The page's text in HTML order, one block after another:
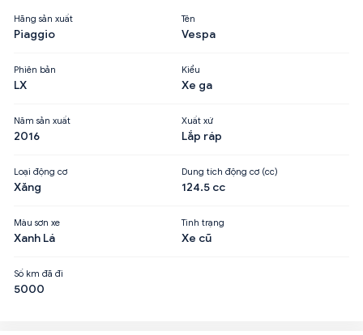
Hãng sản xuất
Piaggio
Tên
Vespa
Phiên bản
LX
Kiểu
Xe ga
Năm sản xuất
2016
Xuất xứ
Lắp ráp
Loại động cơ
Xăng
Dung tích động cơ (cc)
124.5 cc
Màu sơn xe
Xanh Lá
Tình trạng
Xe cũ
Số km đã đi
5000